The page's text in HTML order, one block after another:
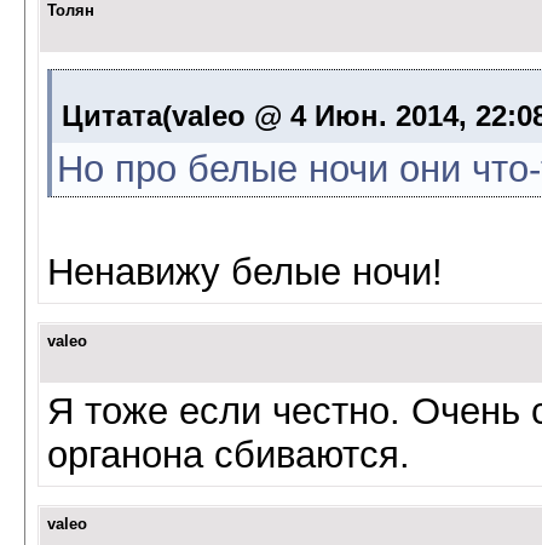
Толян
Цитата(valeo @ 4 Июн. 2014,
Но про белые ночи они
Ненавижу белые ночи!
valeo
Я тоже если честно.
органона сбиваются.
valeo